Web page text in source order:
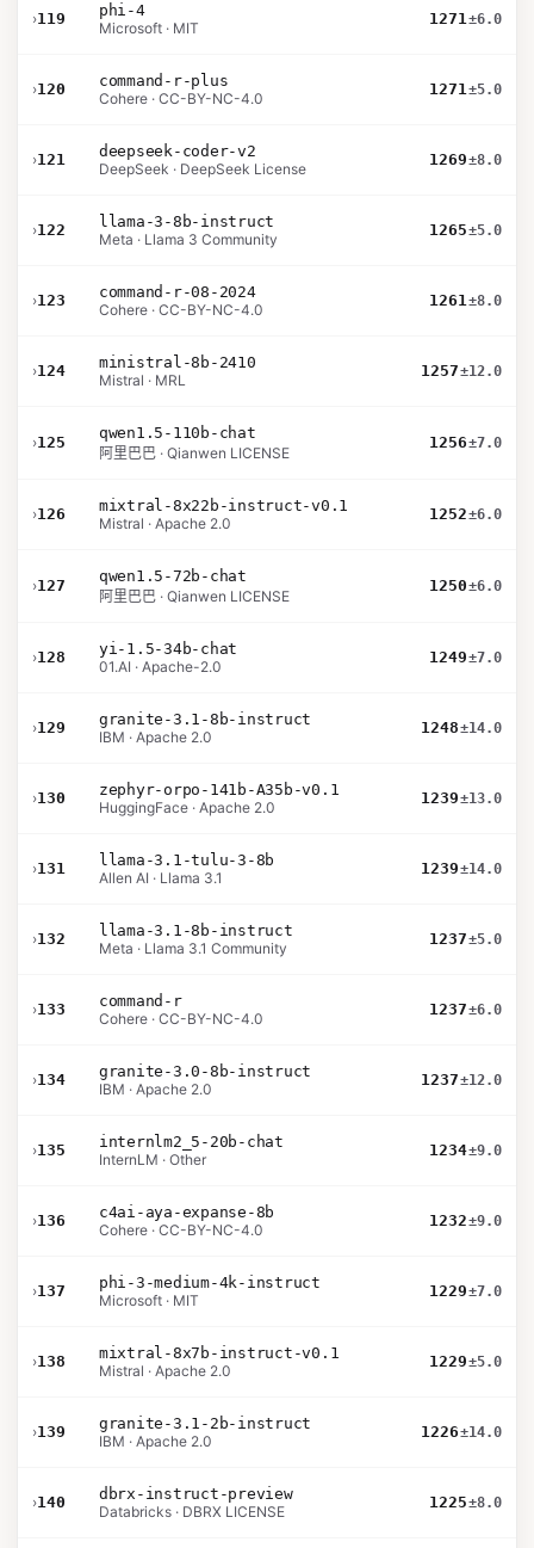
›119
phi-4
Microsoft · MIT
1271±6.0
›120
command-r-plus
Cohere · CC-BY-NC-4.0
1271±5.0
›121
deepseek-coder-v2
DeepSeek · DeepSeek License
1269±8.0
›122
llama-3-8b-instruct
Meta · Llama 3 Community
1265±5.0
›123
command-r-08-2024
Cohere · CC-BY-NC-4.0
1261±8.0
›124
ministral-8b-2410
Mistral · MRL
1257±12.0
›125
qwen1.5-110b-chat
阿里巴巴 · Qianwen LICENSE
1256±7.0
›126
mixtral-8x22b-instruct-v0.1
Mistral · Apache 2.0
1252±6.0
›127
qwen1.5-72b-chat
阿里巴巴 · Qianwen LICENSE
1250±6.0
›128
yi-1.5-34b-chat
01.AI · Apache-2.0
1249±7.0
›129
granite-3.1-8b-instruct
IBM · Apache 2.0
1248±14.0
›130
zephyr-orpo-141b-A35b-v0.1
HuggingFace · Apache 2.0
1239±13.0
›131
llama-3.1-tulu-3-8b
Allen AI · Llama 3.1
1239±14.0
›132
llama-3.1-8b-instruct
Meta · Llama 3.1 Community
1237±5.0
›133
command-r
Cohere · CC-BY-NC-4.0
1237±6.0
›134
granite-3.0-8b-instruct
IBM · Apache 2.0
1237±12.0
›135
internlm2_5-20b-chat
InternLM · Other
1234±9.0
›136
c4ai-aya-expanse-8b
Cohere · CC-BY-NC-4.0
1232±9.0
›137
phi-3-medium-4k-instruct
Microsoft · MIT
1229±7.0
›138
mixtral-8x7b-instruct-v0.1
Mistral · Apache 2.0
1229±5.0
›139
granite-3.1-2b-instruct
IBM · Apache 2.0
1226±14.0
›140
dbrx-instruct-preview
Databricks · DBRX LICENSE
1225±8.0